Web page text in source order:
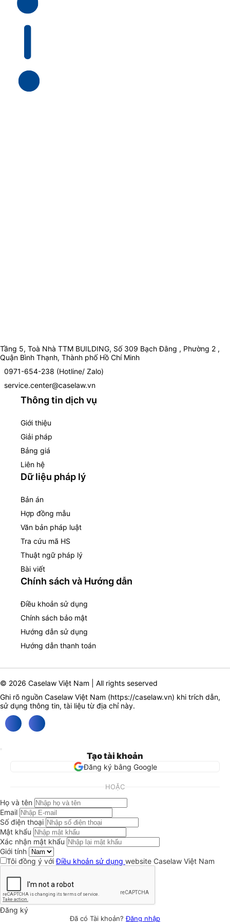
Tầng 5, Toà Nhà TTM BUILDING, Số 309 Bạch Đằng , Phường 2 ,
Quận Bình Thạnh, Thành phố Hồ Chí Minh
0971-654-238 (Hotline/ Zalo)
service.center@caselaw.vn
Thông tin dịch vụ
Giới thiệu
Giải pháp
Bảng giá
Liên hệ
Dữ liệu pháp lý
Bản án
Hợp đồng mẫu
Văn bản pháp luật
Tra cứu mã HS
Thuật ngữ pháp lý
Bài viết
Chính sách và Hướng dẫn
Điều khoản sử dụng
Chính sách bảo mật
Hướng dẫn sử dụng
Hướng dẫn thanh toán
© 2026 Caselaw Việt Nam | All rights seserved
Ghi rõ nguồn Caselaw Việt Nam (https://caselaw.vn) khi trích dẫn,
sử dụng thông tin, tài liệu từ địa chỉ này.
Tạo tài khoản
Đăng ký bằng Google
HOẶC
Họ và tên
Email
Số điện thoại
Mật khẩu
Xác nhận mật khẩu
Giới tính
Tôi đồng ý vớiĐiều khoản sử dụng website Caselaw Việt Nam
Đăng ký
Đã có Tài khoản?Đăng nhập